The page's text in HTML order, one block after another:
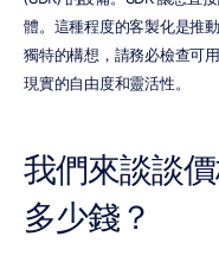
體。這種程度的客製化是推動
獨特的構想，請務必檢查可
現實的自由度和靈活性。
我們來談談
多少錢？